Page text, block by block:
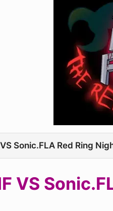
Sonic.FLA Red Ring
VS